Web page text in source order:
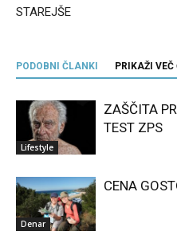
STAREJŠE
PODOBNI ČLANKI PRIKAŽI
Lifestyle
ZAŠČITA
TEST ZPS
Denar
CENA